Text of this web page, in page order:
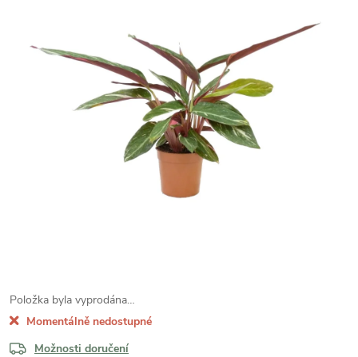
Položka byla vyprodána…
Momentálně nedostupné
Možnosti doručení